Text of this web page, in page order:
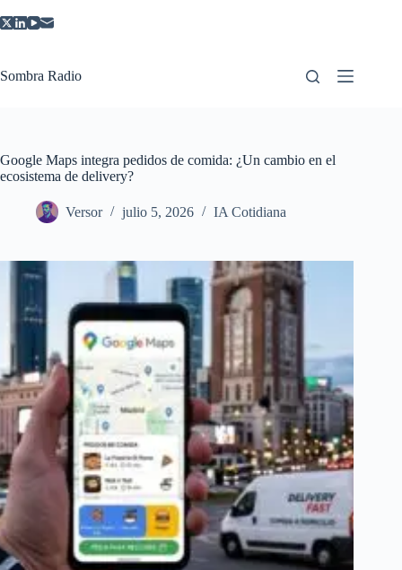
al
Sombra Radio
Google Maps integra pedidos de comida: ¿Un cambio en el
ecosistema de delivery?
Versor julio 5, 2026 IA Cotidiana